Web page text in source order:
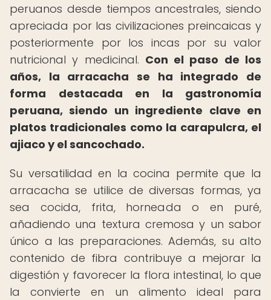
peruanos desde tiempos ancestrales, siendo
apreciada por las civilizaciones preincaicas y
posteriormente por los incas por su valor
nutricional y medicinal. Con el paso de los
años, la arracacha se ha integrado de
forma destacada en la gastronomía
peruana, siendo un ingrediente clave en
platos tradicionales como la carapulcra, el
ajiaco y el sancochado.
Su versatilidad en la cocina permite que la
arracacha se utilice de diversas formas, ya
sea cocida, frita, horneada o en puré,
añadiendo una textura cremosa y un sabor
único a las preparaciones. Además, su alto
contenido de fibra contribuye a mejorar la
digestión y favorecer la flora intestinal, lo que
la convierte en un alimento ideal para